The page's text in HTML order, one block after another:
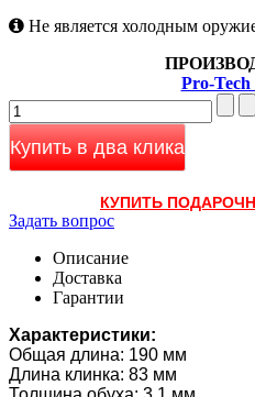
Не является холодным
Pro-
Купить в два клика
КУПИТЬ
Задать вопрос
Описание
Доставка
Гарантии
Характеристики:
Общая длина: 190 мм
Длина клинка: 83 мм